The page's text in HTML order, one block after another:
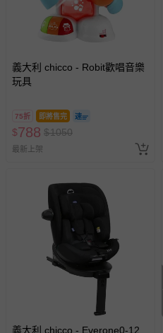
義大利 chicco - Robit歡唱音樂
玩具
75折 即將售完
$788 $1050
最新上架
義大利 chicco - Everone0-12